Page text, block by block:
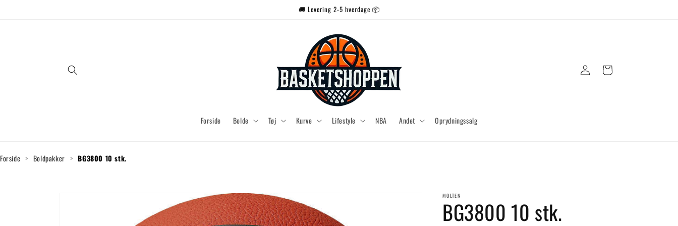
🚚 Levering 2-5 hverdage 📦
Forside Bolde Tøj Kurve Lifestyle NBA Andet Oprydningssalg
Log
ind
Indkøbskurv
Forside > Boldpakker > BG3800 10 stk.
MOLTEN
BG3800 10 stk.